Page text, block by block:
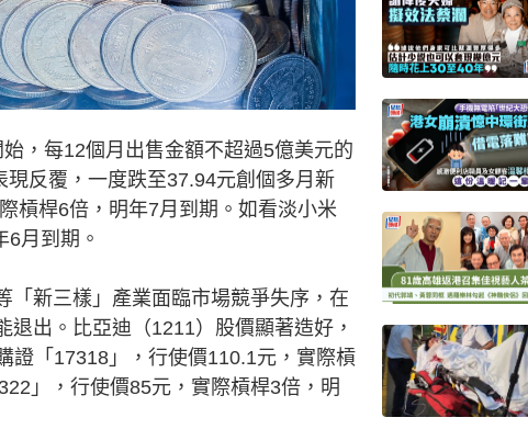
，每12個月出售金額不超過5億美元的
反覆，一度跌至37.94元創個多月新
槓桿6倍，明年7月到期。如看淡小米
月到期。
新三樣」產業面臨市場競爭失序，在
退出。比亞迪（1211）股價顯著造好，
證「17318」，行使價110.1元，實際槓
」，行使價85元，實際槓桿3倍，明